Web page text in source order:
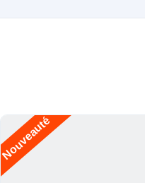
Nouveauté